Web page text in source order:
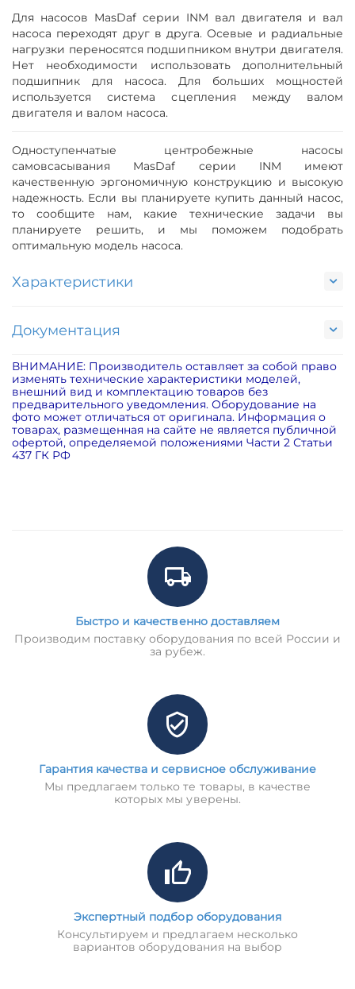
Для насосов MasDaf серии INM вал двигателя и вал
насоса переходят друг в друга. Осевые и радиальные
нагрузки переносятся подшипником внутри двигателя.
Нет необходимости использовать дополнительный
подшипник для насоса. Для больших мощностей
используется система сцепления между валом
двигателя и валом насоса.
Одноступенчатые центробежные насосы
самовсасывания MasDaf серии INM имеют
качественную эргономичную конструкцию и высокую
надежность. Если вы планируете купить данный насос,
то сообщите нам, какие технические задачи вы
планируете решить, и мы поможем подобрать
оптимальную модель насоса.
Характеристики
Документация
ВНИМАНИЕ: Производитель оставляет за собой право
изменять технические характеристики моделей,
внешний вид и комплектацию товаров без
предварительного уведомления. Оборудование на
фото может отличаться от оригинала. Информация о
товарах, размещенная на сайте не является публичной
офертой, определяемой положениями Части 2 Статьи
437 ГК РФ
Быстро и качественно доставляем
Производим поставку оборудования по всей России и
за рубеж.
Гарантия качества и сервисное обслуживание
Мы предлагаем только те товары, в качестве
которых мы уверены.
Экспертный подбор оборудования
Консультируем и предлагаем несколько
вариантов оборудования на выбор